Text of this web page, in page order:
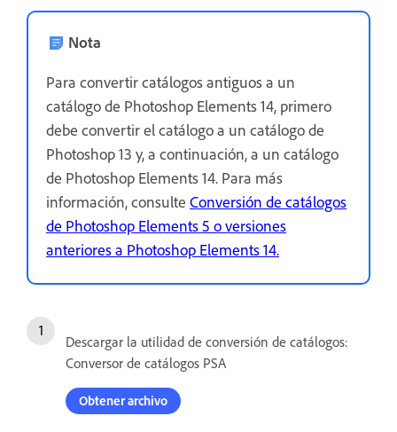
Nota
Para convertir catálogos antiguos a un
catálogo de Photoshop Elements 14, primero
debe convertir el catálogo a un catálogo de
Photoshop 13 y, a continuación, a un catálogo
de Photoshop Elements 14. Para más
información, consulte Conversión de catálogos
de Photoshop Elements 5 o versiones
anteriores a Photoshop Elements 14.
Descargar la utilidad de conversión de catálogos:
Conversor de catálogos PSA
Obtener archivo